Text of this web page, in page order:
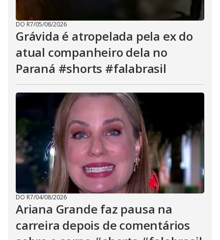
DO R7/05/08/2026
Grávida é atropelada pela ex do
atual companheiro dela no
Paraná #shorts #falabrasil
DO R7/04/08/2026
Ariana Grande faz pausa na
carreira depois de comentários